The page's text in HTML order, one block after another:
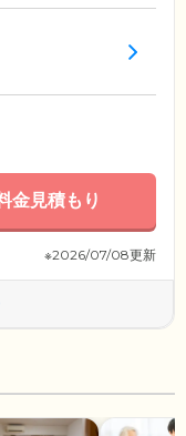
金見積もり
※2026/07/08更新